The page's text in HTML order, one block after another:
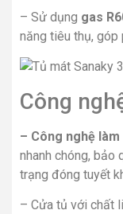
– Sử dụng gas
năng tiêu thụ, góp
Công
– Công nghệ
nhanh chóng, bảo
trạng đóng tuyết
– Cửa tủ với chất